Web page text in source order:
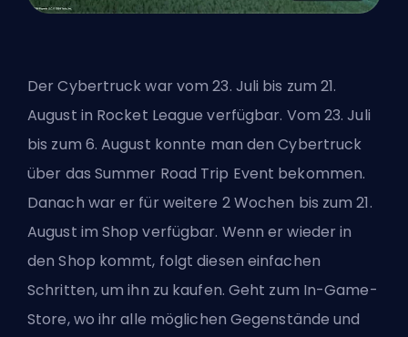
Der Cybertruck war vom 23. Juli bis zum 21.
August in Rocket League verfügbar. Vom 23. Juli
bis zum 6. August konnte man den Cybertruck
über das Summer Road Trip Event bekommen.
Danach war er für weitere 2 Wochen bis zum 21.
August im Shop verfügbar. Wenn er wieder in
den Shop kommt, folgt diesen einfachen
Schritten, um ihn zu kaufen. Geht zum In-Game-
Store, wo ihr alle möglichen Gegenstände und